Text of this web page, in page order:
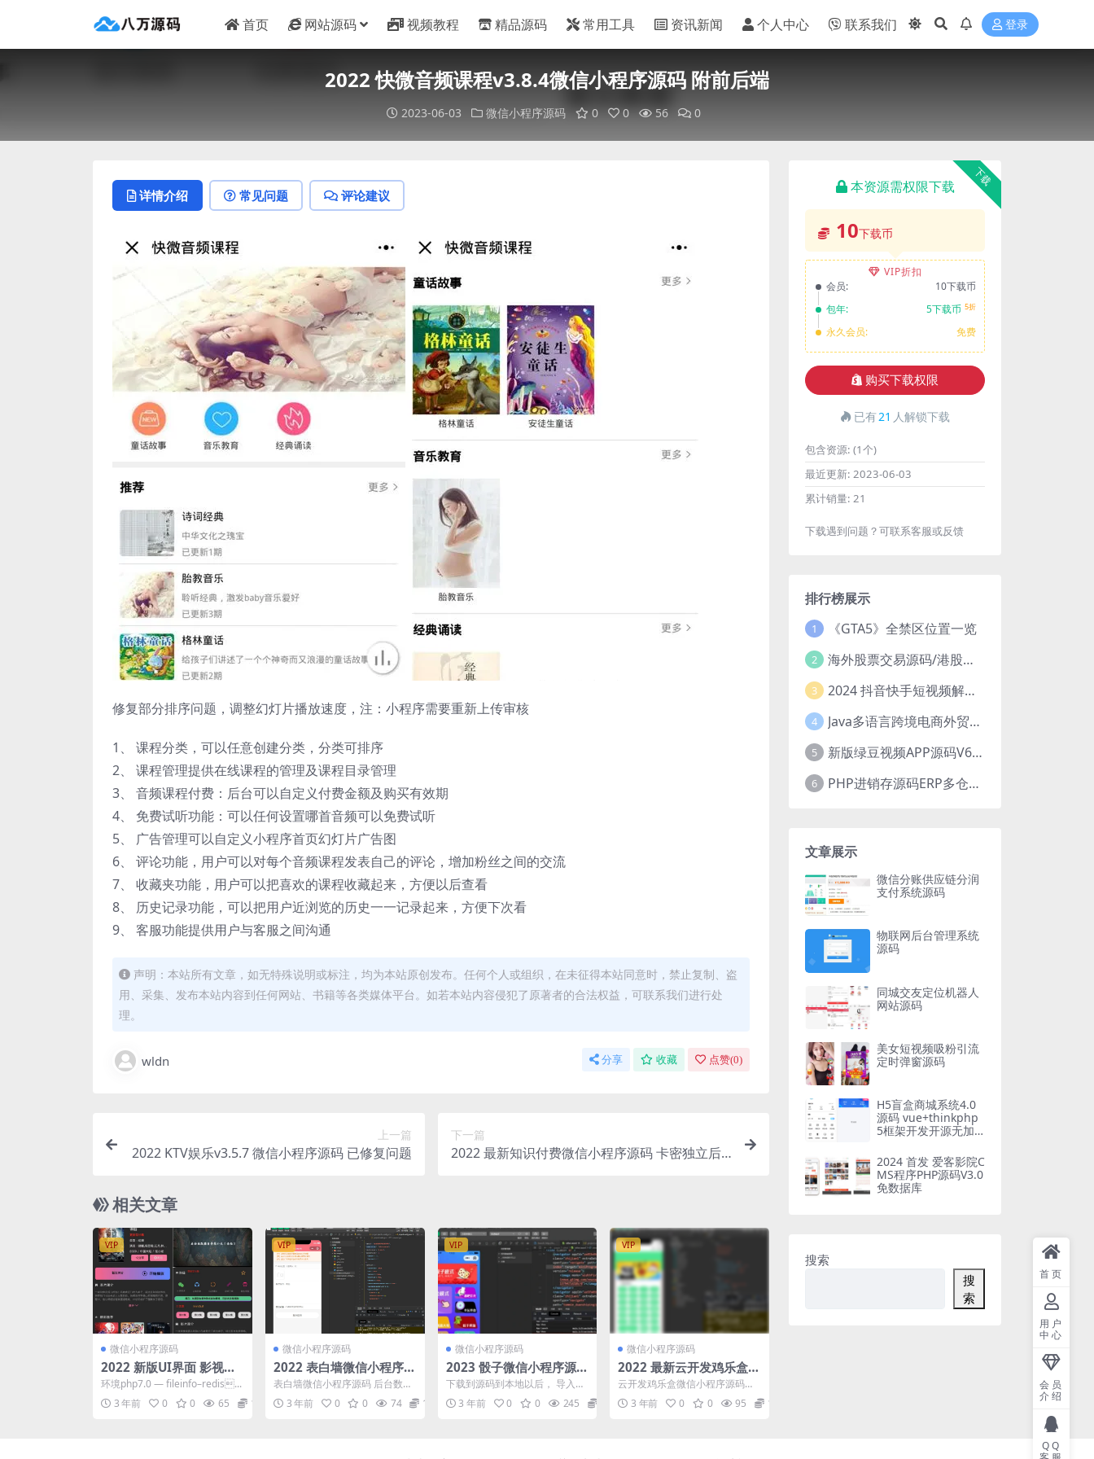
首页 网站源码 视频教程 精品源码 常用工具 资讯新闻 个人中心 联系我们 登录
2022 快微音频课程v3.8.4微信小程序源码 附前后端
2023-06-03 微信小程序源码 0 0 56 0
详情介绍 常见问题 评论建议
修复部分排序问题，调整幻灯片播放速度，注：小程序需要重新上传审核
1、 课程分类，可以任意创建分类，分类可排序
2、 课程管理提供在线课程的管理及课程目录管理
3、 音频课程付费：后台可以自定义付费金额及购买有效期
4、 免费试听功能：可以任何设置哪首音频可以免费试听
5、 广告管理可以自定义小程序首页幻灯片广告图
6、 评论功能，用户可以对每个音频课程发表自己的评论，增加粉丝之间的交流
7、 收藏夹功能，用户可以把喜欢的课程收藏起来，方便以后查看
8、 历史记录功能，可以把用户近浏览的历史一一记录起来，方便下次看
9、 客服功能提供用户与客服之间沟通
声明：本站所有文章，如无特殊说明或标注，均为本站原创发布。任何个人或组织，在未征得本站同意时，禁止复制、盗
用、采集、发布本站内容到任何网站、书籍等各类媒体平台。如若本站内容侵犯了原著者的合法权益，可联系我们进行处
理。
wldn 分享 收藏 点赞(0)
上一篇
2022 KTV娱乐v3.5.7 微信小程序源码 已修复问题
下一篇
2022 最新知识付费微信小程序源码 卡密独立后
相关文章
VIP
微信小程序源码
2022 新版UI界面 影视微
信小程序源码
环境php7.0 — fileinfo–redis...
3 年前
0 0 65 10
VIP
微信小程序源码
2022 表白墙微信小程序源
码
表白墙微信小程序源码 后台数据
库修改地址：/App/Common/Co
nf/co...
3 年前 0 0 74 10
VIP
微信小程序源码
2023 骰子微信小程序源码
附流量主
下载到源码到本地以后， 导入开
发者工具就看到一个酷炫小程序
了，可以在开发者工具里...
3 年前 0 0 245
VIP
微信小程序源码
2022 最新云开发鸡乐盒微
信小程序源码
云开发鸡乐盒微信小程序源码是
由坤坤铁粉ikun们发布的一款专
为ios系统的用户因...
3 年前 0 0 95 10
下载
本资源需权限下载
10下载币
VIP折扣
会员:
10下载币
包年:
5下载币 5折
永久会员: 免费
购买下载权限
已有21 人解锁下载
包含资源: (1个)
最近更新: 2023-06-03
累计销量: 21
下载遇到问题？可联系客服或反馈
排行榜展示
1 《GTA5》全禁区位置一览
2 海外股票交易源码/港股泰股/美股源码/印度股源码/马拉西亚股票源码/国际股票配资
3 2024 抖音快手短视频解析去水印php源码
4 Java多语言跨境电商外贸商城TikToKshop内嵌商城I商家入驻I一键铺
5 新版绿豆视频APP源码V6.6 免授权插件版
6 PHP进销存源码ERP多仓库管理系统 手机版进销存 php网络版进销存小程序
文章展示
微信分账供应链分润
支付系统源码
物联网后台管理系统
源码
同城交友定位机器人
网站源码
美女短视频吸粉引流
定时弹窗源码
H5盲盒商城系统4.0
源码 vue+thinkphp
5框架开发开源无加
2024 首发 爱客影院C
MS程序PHP源码V3.0
免数据库
搜索
搜
索
首页
用户
中心
会员
介绍
QQ